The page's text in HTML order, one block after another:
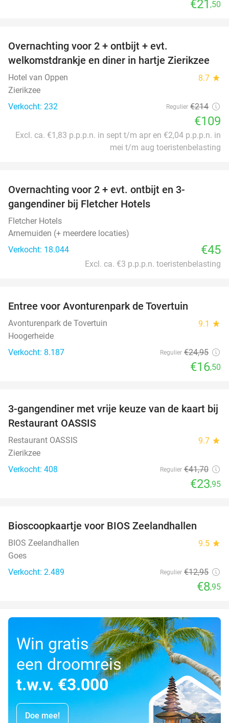
€21 ,50
Overnachting voor 2 + ontbijt + evt.
welkomstdrankje en diner in hartje Zierikzee
Hotel van Oppen 8.7 star
Zierikzee
Verkocht: 232
Regulier €214
€109
Excl. ca. €1,83 p.p.p.n. in sept t/m apr en €2,04 p.p.p.n. in
mei t/m aug toeristenbelasting
Overnachting voor 2 + evt. ontbijt en 3-
gangendiner bij Fletcher Hotels
Fletcher Hotels
Arnemuiden (+ meerdere locaties)
Verkocht: 18.044
€45
Excl. ca. €3 p.p.p.n. toeristenbelasting
Entree voor Avonturenpark de Tovertuin
Avonturenpark de Tovertuin 9.1 star
Hoogerheide
Verkocht: 8.187
Regulier €24,95
€16,50
43%
3-gangendiner met vrije keuze van de kaart bij
Restaurant OASSIS
Restaurant OASSIS 9.7 star
Zierikzee
Verkocht: 408
Regulier €41,70
€23,95
Bioscoopkaartje voor BIOS Zeelandhallen
BIOS Zeelandhallen 9.5 star
Goes
Verkocht: 2.489
Regulier €12,95
€8,95
Win gratis
een droomreis
t.w.v. €3.000
Doe mee!